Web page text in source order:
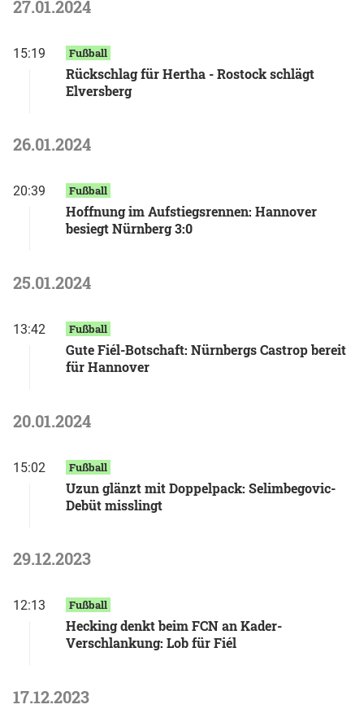
27.01.2024
15:19 Fußball
Rückschlag für Hertha - Rostock schlägt
Elversberg
26.01.2024
20:39 Fußball
Hoffnung im Aufstiegsrennen: Hannover
besiegt Nürnberg 3:0
25.01.2024
13:42 Fußball
Gute Fiél-Botschaft: Nürnbergs Castrop bereit
für Hannover
20.01.2024
15:02 Fußball
Uzun glänzt mit Doppelpack: Selimbegovic-
Debüt misslingt
29.12.2023
12:13 Fußball
Hecking denkt beim FCN an Kader-
Verschlankung: Lob für Fiél
17.12.2023